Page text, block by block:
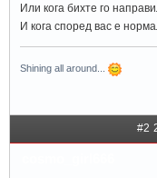
Или кога бихте го
И кога според вас е
Shining all around...
#2